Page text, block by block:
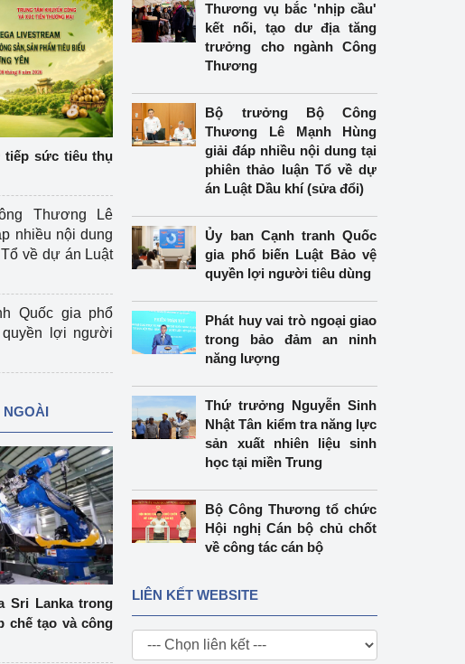
sức tiêu thụ
Thương Lê
nhiều nội dung
về dự án Luật
Quốc gia phổ
lợi người
NGOÀI
Sri Lanka trong
chế tạo và công
Thương vụ bắc 'nhịp cầu'
kết nối, tạo dư địa tăng
trưởng cho ngành Công
Thương
Bộ trưởng Bộ Công
Thương Lê Mạnh Hùng
giải đáp nhiều nội dung tại
phiên thảo luận Tổ về dự
án Luật Dầu khí (sửa đổi)
Ủy ban Cạnh tranh Quốc
gia phổ biến Luật Bảo vệ
quyền lợi người tiêu dùng
Phát huy vai trò ngoại giao
trong bảo đảm an ninh
năng lượng
Thứ trưởng Nguyễn Sinh
Nhật Tân kiểm tra năng lực
sản xuất nhiên liệu sinh
học tại miền Trung
Bộ Công Thương tổ chức
Hội nghị Cán bộ chủ chốt
về công tác cán bộ
LIÊN KẾT WEBSITE